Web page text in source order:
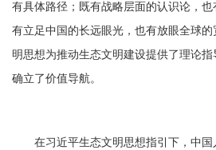
有具体路径；既有战略层面的认识论，
有立足中国的长远眼光，也有放眼全球
明思想为推动生态文明建设提供了理论
确立了价值导航。
在习近平生态文明思想指引下，中国